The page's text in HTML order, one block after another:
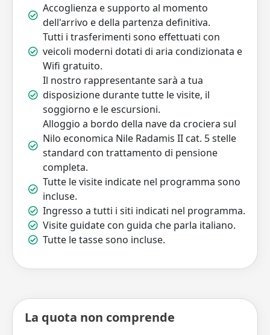
Accoglienza e supporto al momento
dell'arrivo e della partenza definitiva.
Tutti i trasferimenti sono effettuati con
veicoli moderni dotati di aria condizionata e
Wifi gratuito.
Il nostro rappresentante sarà a tua
disposizione durante tutte le visite, il
soggiorno e le escursioni.
Alloggio a bordo della nave da crociera sul
Nilo economica Nile Radamis II cat. 5 stelle
standard con trattamento di pensione
completa.
Tutte le visite indicate nel programma sono
incluse.
Ingresso a tutti i siti indicati nel programma.
Visite guidate con guida che parla italiano.
Tutte le tasse sono incluse.
La quota non comprende